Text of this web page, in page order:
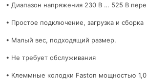
• Диапазон напряжения 230 В … 525 В
• Простое подключение, загрузка и сборка
• Малый вес, подходящий размер.
• Не требует обслуживания
• Клеммные колодки Faston мощностью 1,0